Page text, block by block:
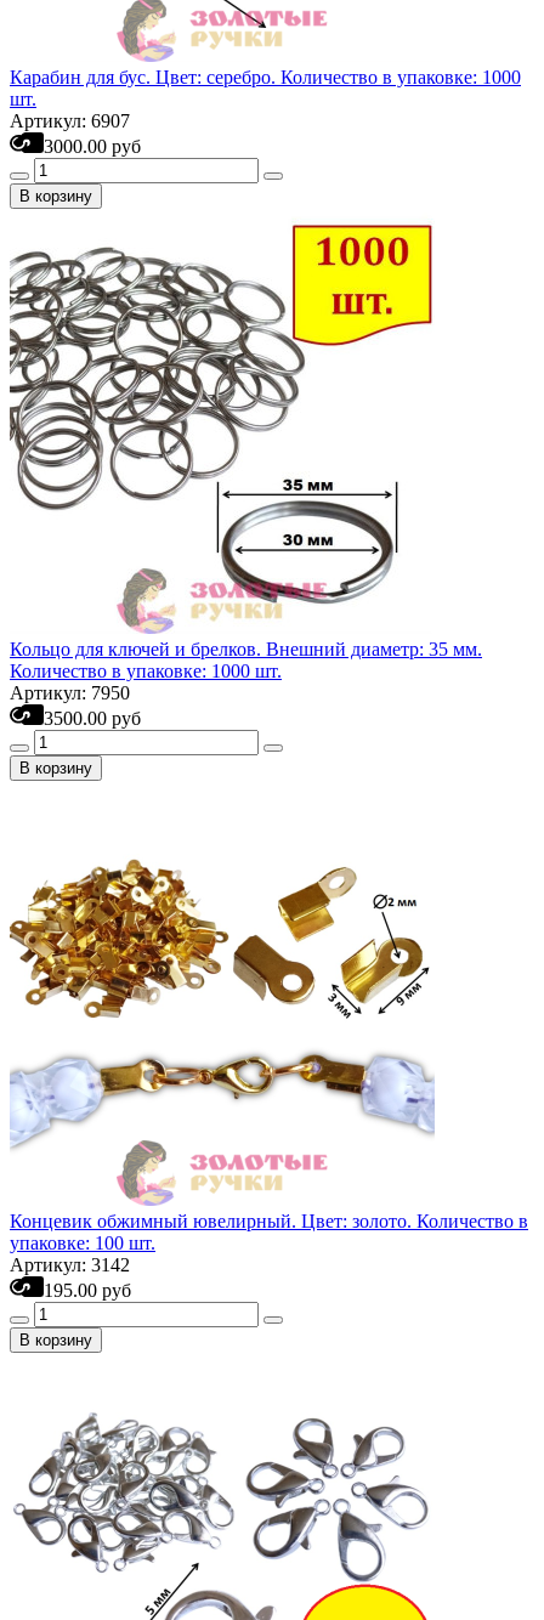
Карабин для бус. Цвет: серебро. Количество в упаковке: 1000
шт.
Артикул: 6907
3000.00 руб
В корзину
Кольцо для ключей и брелков. Внешний диаметр: 35 мм.
Количество в упаковке: 1000 шт.
Артикул: 7950
3500.00 руб
В корзину
Концевик обжимный ювелирный. Цвет: золото. Количество в
упаковке: 100 шт.
Артикул: 3142
195.00 руб
В корзину